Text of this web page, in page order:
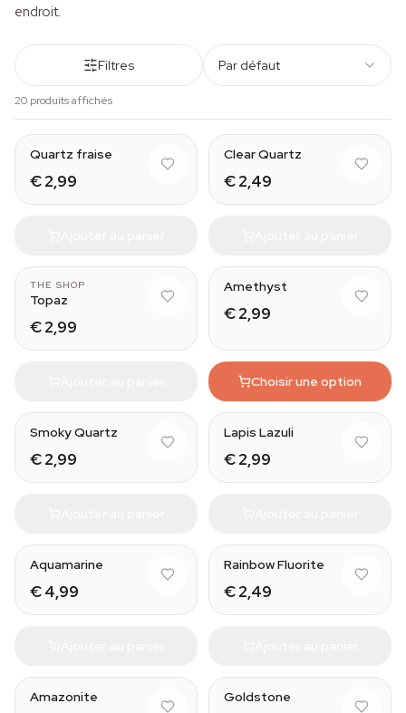
endroit.
Filtres Par défaut
20 produits affichés
Quartz fraise
€ 2,99
Clear Quartz
€ 2,49
THE SHOP
Topaz
€ 2,99
Amethyst
€ 2,99
Choisir une option
Smoky Quartz
€ 2,99
Natural
Lapis Lazuli
€ 2,99
Aquamarine
€ 4,99
Rainbow Fluorite
€ 2,49
Amazonite Goldstone